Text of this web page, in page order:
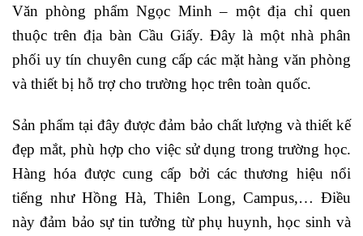
Văn phòng phẩm Ngọc Minh – một địa chỉ quen
thuộc trên địa bàn Cầu Giấy. Đây là một nhà phân
phối uy tín chuyên cung cấp các mặt hàng văn phòng
và thiết bị hỗ trợ cho trường học trên toàn quốc.
Sản phẩm tại đây được đảm bảo chất lượng và thiết kế
đẹp mắt, phù hợp cho việc sử dụng trong trường học.
Hàng hóa được cung cấp bởi các thương hiệu nổi
tiếng như Hồng Hà, Thiên Long, Campus,… Điều
này đảm bảo sự tin tưởng từ phụ huynh, học sinh và